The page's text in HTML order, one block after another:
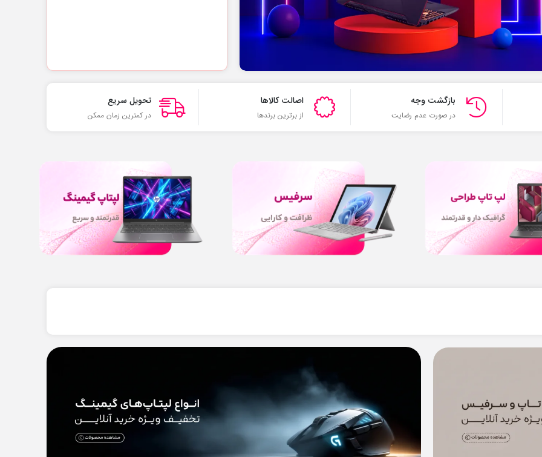
بازگشت وجه
در صورت عدم رضایت
اصالت کالاها
از برترین برندها
تحویل سریع
در کمترین زمان ممکن